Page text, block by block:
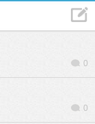
0
0